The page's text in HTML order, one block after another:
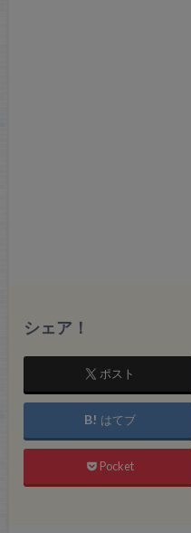
シェア！
ポスト
はてブ
Pocket